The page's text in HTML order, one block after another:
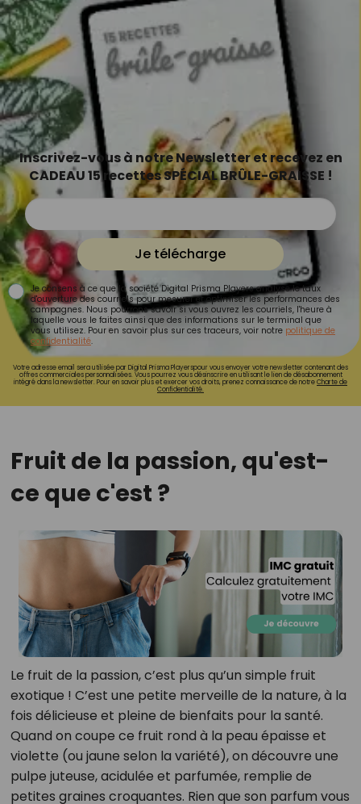
Inscrivez-vous à notre Newsletter et recevez en
CADEAU 15 recettes SPÉCIAL BRÛLE-GRAISSE !
Je télécharge
Je consens à ce que la société Digital Prisma Players analyse le taux
d'ouverture des courriels pour mesurer et optimiser les performances des
campagnes. Nous pourrons savoir si vous ouvrez les courriels, l'heure à
laquelle vous le faites ainsi que des informations sur le terminal que
vous utilisez. Pour en savoir plus sur ces traceurs, voir notre politique de
confidentialité.
Votre adresse email sera utilisée par Digital Prisma Playerspour vous envoyer votre newsletter contenant des
offres commerciales personnalisées. Vous pourrez vous désinscrire en utilisant le lien de désabonnement
intégré dans la newsletter. Pour en savoir plus et exercer vos droits, prenez connaissance de notreCharte de
Confidentialité.
Fruit de la passion, qu'est-
ce que c'est ?
Le fruit de la passion, c’est plus qu’un simple fruit
exotique ! C’est une petite merveille de la nature, à la
fois délicieuse et pleine de bienfaits pour la santé.
Quand on coupe ce fruit rond à la peau épaisse et
violette (ou jaune selon la variété), on découvre une
pulpe juteuse, acidulée et parfumée, remplie de
petites graines croquantes. Rien que son parfum vous